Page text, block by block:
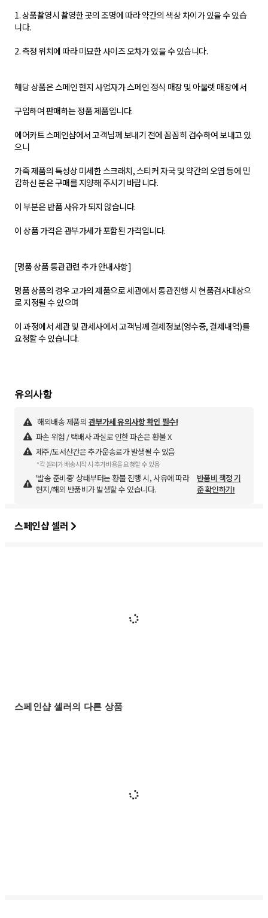
1. 상품촬영시 촬영한 곳의 조명에 따라 약간의 색상 차이가 있을 수 있습
니다.
2. 측정 위치에 따라 미묘한 사이즈 오차가 있을 수 있습니다.
해당 상품은 스페인 현지 사업자가 스페인 정식 매장 및 아울렛 매장에서
구입하여 판매하는 정품 제품입니다.
에어카트 스페인샵에서 고객님께 보내기 전에 꼼꼼히 검수하여 보내고 있
으니
가죽 제품의 특성상 미세한 스크래치, 스티커 자국 및 약간의 오염 등에 민
감하신 분은 구매를 지양해 주시기 바랍니다.
이 부분은 반품 사유가 되지 않습니다.
이 상품 가격은 관부가세가 포함된 가격입니다.
[명품 상품 통관관련 추가 안내사항]
명품 상품의 경우 고가의 제품으로 세관에서 통관진행 시 현품검사대상으
로 지정될 수 있으며
이 과정에서 세관 및 관세사에서 고객님께 결제정보(영수증, 결제내역)를
요청할 수 있습니다.
유의사항
해외배송 제품의 관부가세 유의사항 확인 필수!
파손 위험 / 택배사 과실로 인한 파손은 환불 X
제주/도서산간은 추가운송료가 발생될 수 있음
*각 셀러가 배송시작 시 추가비용을 요청할 수 있음
'발송 준비중' 상태부터는 환불 진행 시, 사유에 따라
현지/해외 반품비가 발생할 수 있습니다.
반품비 책정 기
준 확인하기!
스페인샵 셀러
스페인샵 셀러의 다른 상품